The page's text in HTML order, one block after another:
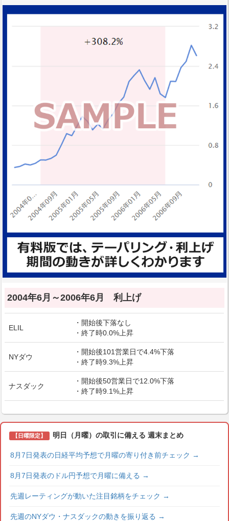
2004年6月～2006年6月 利上げ
ELIL
・開始後下落なし
・終了時0.0%上昇
NYダウ
・開始後101営業日で4.4%下落
・終了時9.3%上昇
ナスダック
・開始後50営業日で12.0%下落
・終了時9.1%上昇
【日曜限定】 明日（月曜）の取引に備える 週末まとめ
8月7日発表の日経平均予想で月曜の寄り付き前チェック →
8月7日発表のドル円予想で月曜に備える →
先週レーティングが動いた注目銘柄をチェック →
先週のNYダウ・ナスダックの動きを振り返る →